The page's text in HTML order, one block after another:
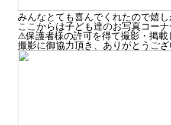
みんなとても喜んでくれたので嬉
ここからは子ども達のお写真コーナ
⚠保護者様の許可を得て撮影・掲載
撮影に御協力頂き、ありがとうござ